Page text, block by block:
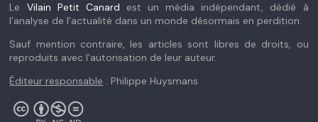
Le Vilain Petit Canard est un média indépendant, dédié à
l’analyse de l’actualité dans un monde désormais en perdition.
Sauf mention contraire, les articles sont libres de droits, ou
reproduits avec l’autorisation de leur auteur.
Éditeur responsable : Philippe Huysmans